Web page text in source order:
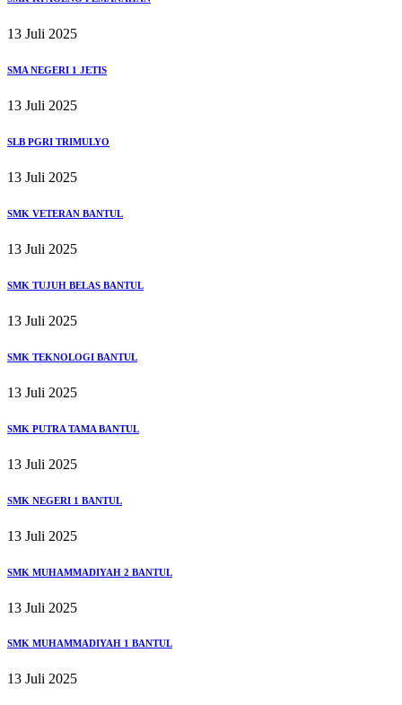
13 Juli 2025
SMA NEGERI 1 JETIS
13 Juli 2025
SLB PGRI TRIMULYO
13 Juli 2025
SMK VETERAN BANTUL
13 Juli 2025
SMK TUJUH BELAS BANTUL
13 Juli 2025
SMK TEKNOLOGI BANTUL
13 Juli 2025
SMK PUTRA TAMA BANTUL
13 Juli 2025
SMK NEGERI 1 BANTUL
13 Juli 2025
SMK MUHAMMADIYAH 2 BANTUL
13 Juli 2025
SMK MUHAMMADIYAH 1 BANTUL
13 Juli 2025